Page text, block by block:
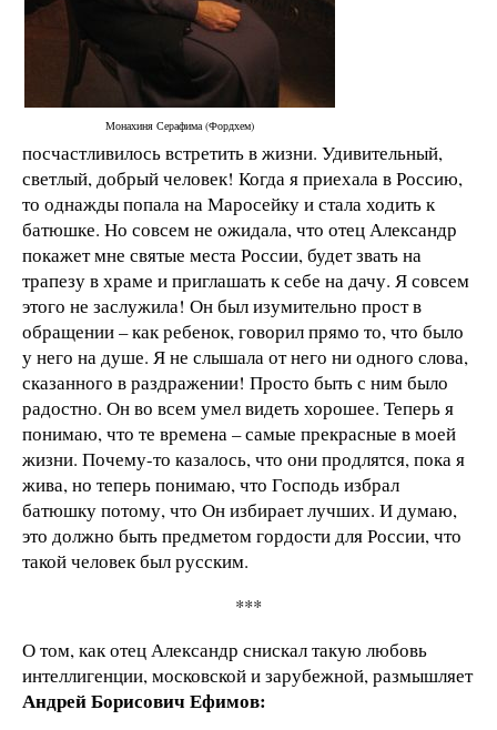
Монахиня Серафима (Фордхем)
посчастливилось встретить в жизни. Удивительный,
светлый, добрый человек! Когда я приехала в Россию,
то однажды попала на Маросейку и стала ходить к
батюшке. Но совсем не ожидала, что отец Александр
покажет мне святые места России, будет звать на
трапезу в храме и приглашать к себе на дачу. Я совсем
этого не заслужила! Он был изумительно прост в
обращении – как ребенок, говорил прямо то, что было
у него на душе. Я не слышала от него ни одного слова,
сказанного в раздражении! Просто быть с ним было
радостно. Он во всем умел видеть хорошее. Теперь я
понимаю, что те времена – самые прекрасные в моей
жизни. Почему-то казалось, что они продлятся, пока я
жива, но теперь понимаю, что Господь избрал
батюшку потому, что Он избирает лучших. И думаю,
это должно быть предметом гордости для России, что
такой человек был русским.
***
О том, как отец Александр снискал такую любовь
интеллигенции, московской и зарубежной, размышляет
Андрей Борисович Ефимов: